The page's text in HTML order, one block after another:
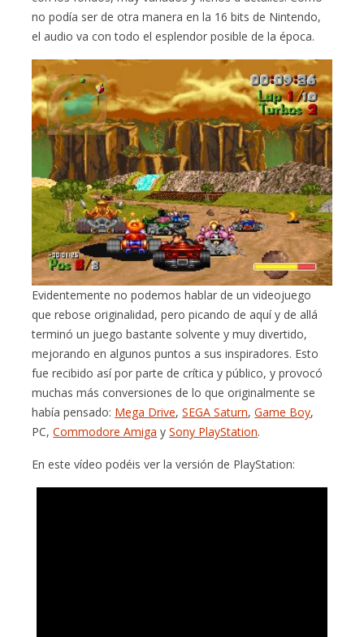
no podía ser de otra manera en la 16 bits de Nintendo,
el audio va con todo el esplendor posible de la época.
Evidentemente no podemos hablar de un videojuego
que rebose originalidad, pero picando de aquí y de allá
terminó un juego bastante solvente y muy divertido,
mejorando en algunos puntos a sus inspiradores. Esto
fue recibido así por parte de crítica y público, y provocó
muchas más conversiones de lo que originalmente se
había pensado: Mega Drive,SEGA Saturn,Game Boy,
PC,Commodore Amiga ySony PlayStation.
En este vídeo podéis ver la versión de PlayStation: